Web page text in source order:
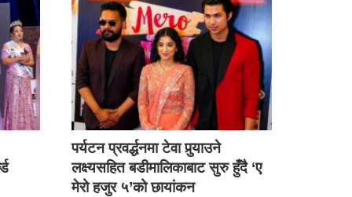
पर्यटन प्रवर्द्धनमा टेवा पुर्‍याउने
लक्ष्यसहित बडीमालिकाबाट सुरु हुँदै ‘ए
मेरो हजुर ५’को छायांकन